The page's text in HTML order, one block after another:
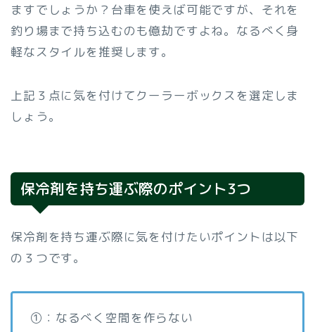
ますでしょうか？台車を使えば可能ですが、それを
釣り場まで持ち込むのも億劫ですよね。なるべく身
軽なスタイルを推奨します。
上記３点に気を付けてクーラーボックスを選定しま
しょう。
保冷剤を持ち運ぶ際のポイント3つ
保冷剤を持ち運ぶ際に気を付けたいポイントは以下
の３つです。
①：なるべく空間を作らない